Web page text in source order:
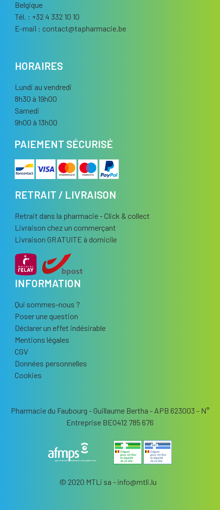
Belgique
Tél. : +32 4 332 10 10
E-mail : contact@tapharmacie.be
HORAIRES
Lundi au vendredi
8h30 à 19h00
Samedi
9h00 à 13h00
PAIEMENT SÉCURISÉ
RETRAIT / LIVRAISON
Retrait dans la pharmacie - Click & collect
Livraison chez un commerçant
Livraison GRATUITE à domicile
INFORMATION
Qui sommes-nous ?
Poser une question
Déclarer un effet indésirable
Mentions légales
CGV
Données personnelles
Cookies
Pharmacie du Faubourg - Guillaume Bertha - APB 623003 - N°
Entreprise BE0412 785 676
© 2020 MTLi sa - info@mtli.lu